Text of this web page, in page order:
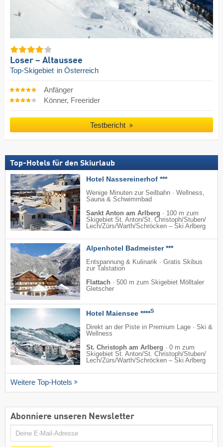
Loser – Altaussee
Top-Skigebiet in Österreich
Anfänger
Könner, Freerider
Testbericht
Top-Hotels für den Skiurlaub
Hotel Nassereinerhof ***
Wenige Minuten zur Seilbahn · Wellness,
Sauna & Schwimmbad
Sankt Anton am Arlberg · 100 m zum
Skigebiet St. Anton/​St. Christoph/​Stuben/​
Lech/​Zürs/​Warth/​Schröcken – Ski Arlberg
Alpenhotel Badmeister ***
Entspannung & Kulinarik · Gratis Skibus
zur Talstation
Flattach · 500 m zum Skigebiet Mölltaler
Gletscher
Hotel Maiensee ****S
Direkt an der Piste in Premium Lage · Ski &
Wellness
St. Christoph am Arlberg · 0 m zum
Skigebiet St. Anton/​St. Christoph/​Stuben/​
Lech/​Zürs/​Warth/​Schröcken – Ski Arlberg
Weitere Top-Hotels
Abonniere unseren Newsletter
E-